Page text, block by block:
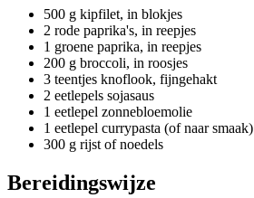
500 g kipfilet, in blokjes
2 rode paprika's, in reepjes
1 groene paprika, in reepjes
200 g broccoli, in roosjes
3 teentjes knoflook, fijngehakt
2 eetlepels sojasaus
1 eetlepel zonnebloemolie
1 eetlepel currypasta (of naar smaak)
300 g rijst of noedels
Bereidingswijze